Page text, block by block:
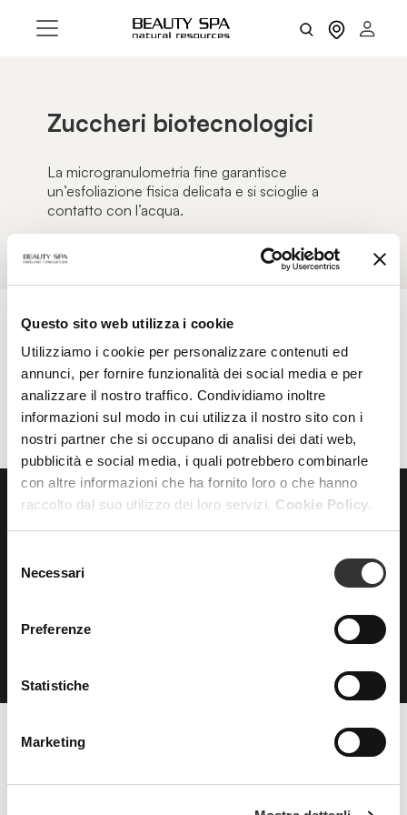
Questo sito web utilizza i cookie
Utilizziamo i cookie per personalizzare contenuti ed
annunci, per fornire funzionalità dei social media e per
analizzare il nostro traffico. Condividiamo inoltre
informazioni sul modo in cui utilizza il nostro sito con i
nostri partner che si occupano di analisi dei dati web,
pubblicità e social media, i quali potrebbero combinarle
con altre informazioni che ha fornito loro o che hanno
raccolto dal suo utilizzo dei loro servizi. Cookie Policy.
delNecessari
Preferenze
Statistiche
Marketing
Zuccheri biotecnologici
La microgranulometria fine garantisce
un’esfoliazione fisica delicata e si scioglie a
contatto con l’acqua.
FILTRI AZZERA FILTRI
ISCRIVITIalla nostra
NEWSLETTER